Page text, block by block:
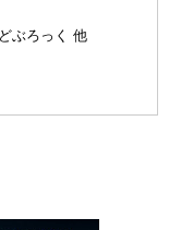
ぶろっく 他